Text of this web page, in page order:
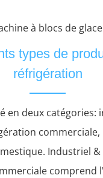
types de
réfrigération
en deux catégories:
Industriel
comprend